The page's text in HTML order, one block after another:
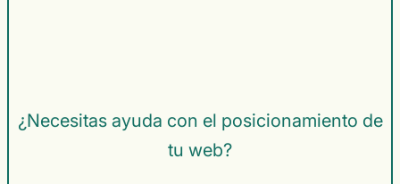
¿Necesitas ayuda con el posicionamiento de
tu web?